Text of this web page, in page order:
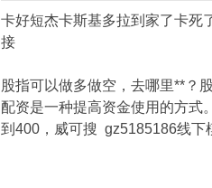
卡好短杰卡斯基多拉到家了卡死
接
股指可以做多做空，去哪里**？
配资是一种提高资金使用的方式
到400，威可搜 gz5185186线下